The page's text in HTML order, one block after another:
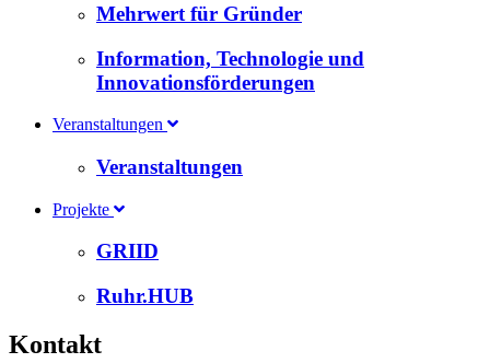
Mehrwert für Gründer
Information, Technologie und
Innovationsförderungen
Veranstaltungen
Veranstaltungen
Projekte
GRIID
Ruhr.HUB
Kontakt